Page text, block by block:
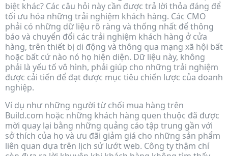
biệt khác? Các câu hỏi này cần được trả lời thỏa đáng để
tối ưu hóa những trải nghiệm khách hàng. Các CMO
phải có những dữ liệu rõ ràng và thống nhất để thông
báo và chuyển đổi các trải nghiệm khách hàng ở cửa
hàng, trên thiết bị di động và thông qua mạng xã hội bất
hoặc bất cứ nào nó họ hiện diện. Dữ liệu này, không
phải là yếu tố vô hình, phải giúp cho những trải nghiệm
được cải tiến để đạt được mục tiêu chiến lược của doanh
nghiệp.
Ví dụ như những người từ chối mua hàng trên
Build.com hoặc những khách hàng quen thuộc đã được
mời quay lại bằng những quảng cáo tập trung gần với
sở thích của họ và ưu đãi giảm giá cho những sản phẩm
liên quan dựa trên lịch sử lướt web. Công ty thậm chí